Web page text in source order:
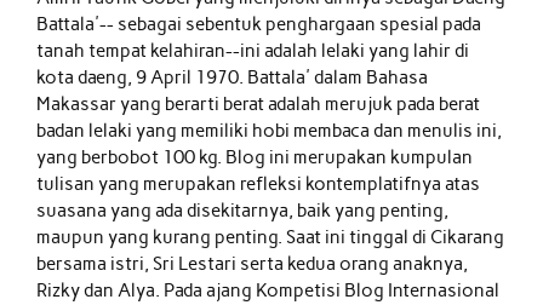
Battala'-- sebagai sebentuk penghargaan spesial pada
tanah tempat kelahiran--ini adalah lelaki yang lahir di
kota daeng, 9 April 1970. Battala' dalam Bahasa
Makassar yang berarti berat adalah merujuk pada berat
badan lelaki yang memiliki hobi membaca dan menulis ini,
yang berbobot 100 kg. Blog ini merupakan kumpulan
tulisan yang merupakan refleksi kontemplatifnya atas
suasana yang ada disekitarnya, baik yang penting,
maupun yang kurang penting. Saat ini tinggal di Cikarang
bersama istri, Sri Lestari serta kedua orang anaknya,
Rizky dan Alya. Pada ajang Kompetisi Blog Internasional